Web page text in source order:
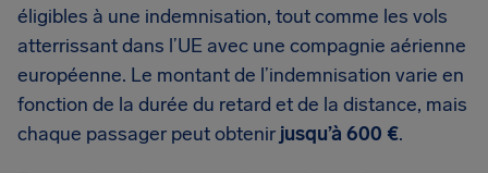
éligibles à une indemnisation, tout comme les vols
atterrissant dans l’UE avec une compagnie aérienne
européenne. Le montant de l’indemnisation varie en
fonction de la durée du retard et de la distance, mais
chaque passager peut obtenir jusqu’à 600 €.